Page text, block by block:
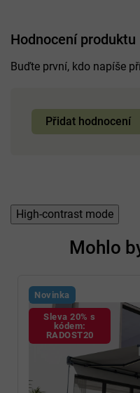
Hodnocení produktu
Buďte první, kdo napíše
Přidat hodnocení
High-contrast mode
Mohlo
Novinka
Sleva 20% s
kódem:
RADOST20